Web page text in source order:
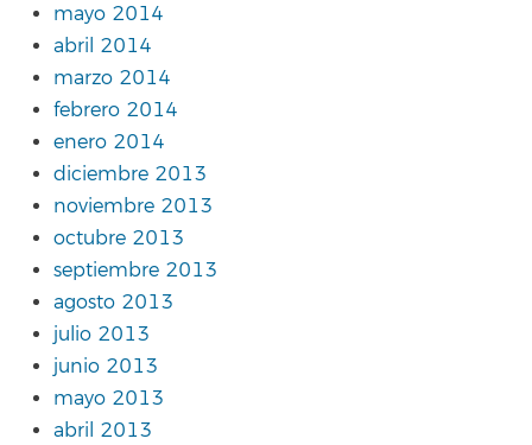
mayo 2014
abril 2014
marzo 2014
febrero 2014
enero 2014
diciembre 2013
noviembre 2013
octubre 2013
septiembre 2013
agosto 2013
julio 2013
junio 2013
mayo 2013
abril 2013